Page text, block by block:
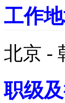
工作
北京 -
职级